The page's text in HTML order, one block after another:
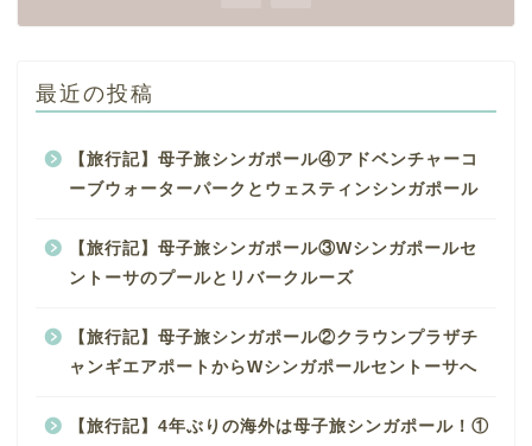
最近の投稿
【旅行記】母子旅シンガポール④アドベンチャーコ
ーブウォーターパークとウェスティンシンガポール
【旅行記】母子旅シンガポール③Wシンガポールセ
ントーサのプールとリバークルーズ
【旅行記】母子旅シンガポール②クラウンプラザチ
ャンギエアポートからWシンガポールセントーサへ
【旅行記】4年ぶりの海外は母子旅シンガポール！①